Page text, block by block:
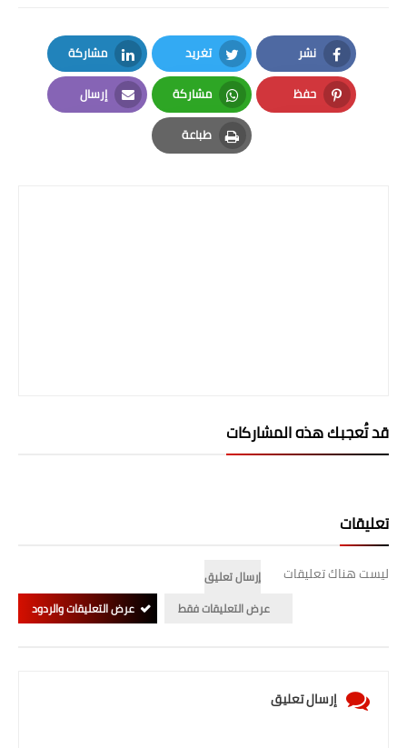
نشر
Facebook
تغريد
Twitter
مشاركة
LinkedIn
حفظ
Pinterest
مشاركة
Whatsapp
إرسال
Email
طباعة
Print
قد تُعجبك هذه المشاركات
تعليقات
ليست هناك تعليقات
إرسال تعليق
عرض التعليقات فقط
عرض التعليقات والردود
إرسال تعليق